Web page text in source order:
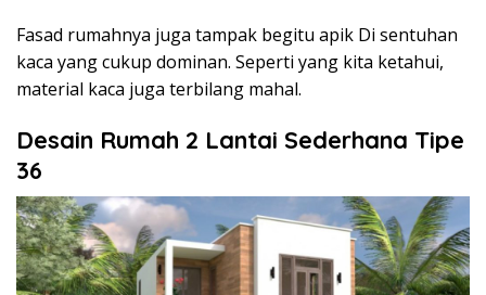
Fasad rumahnya juga tampak begitu apik Di sentuhan
kaca yang cukup dominan. Seperti yang kita ketahui,
material kaca juga terbilang mahal.
Desain Rumah 2 Lantai Sederhana Tipe
36